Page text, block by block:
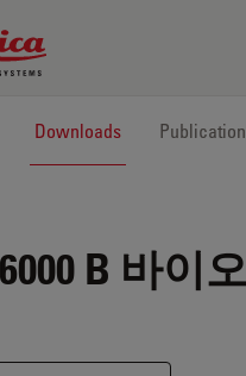
Microsystems Logo
Downloads
B 바이